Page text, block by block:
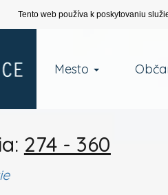
Tento web používa k poskytovaniu
Mesto
274 - 360